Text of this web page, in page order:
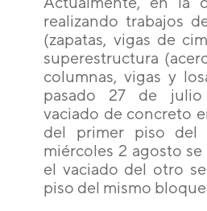
realizando trabajos
(zapatas, vigas de
superestructura
columnas, vigas y
pasado 27 de
vaciado de concreto
del primer piso del
miércoles 2 agosto
el vaciado del otro
piso del mismo